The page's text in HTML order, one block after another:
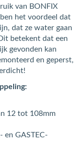
van BONFIX
het voordeel dat
dat ze water gaan
betekent dat een
gevonden kan
en geperst,
12 tot 108mm
en GASTEC-